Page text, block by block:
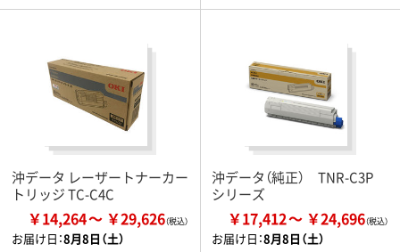
沖データ レーザートナーカー
トリッジ TC-C4C
￥14,264 ￥29,626
お届け日：8月8日（土）
沖データ（純正） TNR-C3P
シリーズ
￥17,412 ￥24,696
お届け日：8月8日（土）